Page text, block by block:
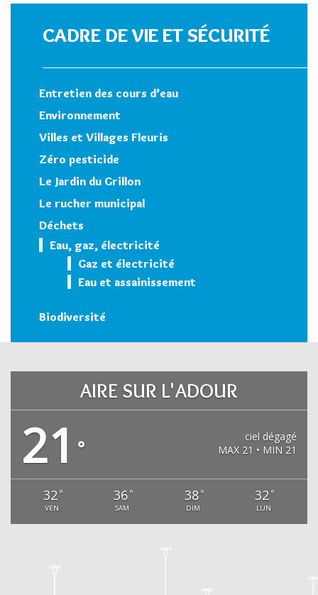
CADRE DE VIE ET SÉCURITÉ
Entretien des cours d’eau
Environnement
Villes et Villages Fleuris
Zéro pesticide
Le Jardin du Grillon
Le rucher municipal
Déchets
Eau, gaz, électricité
Gaz et électricité
Eau et assainissement
Biodiversité
AIRE SUR L'ADOUR
21 °
ciel dégagé
MAX 21 • MIN 21
32 °
VEN
36 °
SAM
38 °
DIM
32 °
LUN